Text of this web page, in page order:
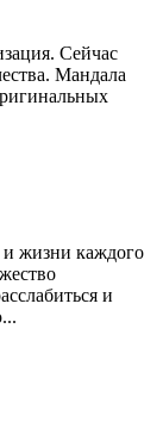
Сейчас
Мандала
жизни каждого
и